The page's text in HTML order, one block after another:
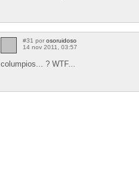
#31 por osoruidoso
14 nov 2011, 03:57
columpios... ? WTF...